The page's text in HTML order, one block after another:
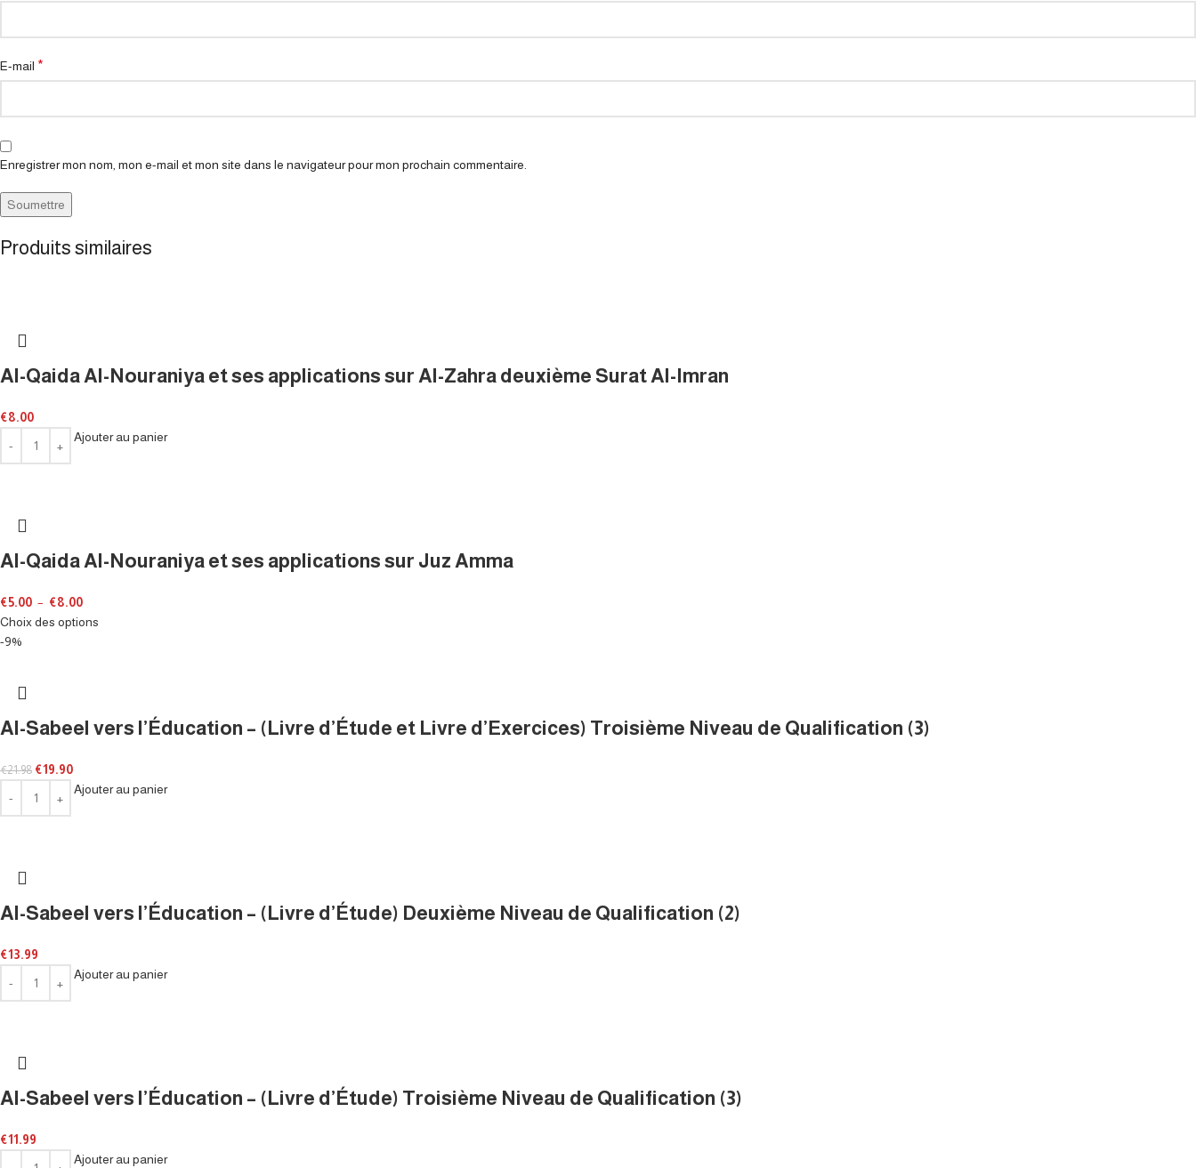
E-mail *
Enregistrer mon nom, mon e-mail et mon site dans le navigateur pour mon prochain commentaire.
Produits similaires
Al-Qaida Al-Nouraniya et ses applications sur Al-Zahra deuxième Surat Al-Imran
€8.00
Ajouter au panier
Al-Qaida Al-Nouraniya et ses applications sur Juz Amma
€5.00 – €8.00
Choix des options
-9%
Al-Sabeel vers l’Éducation – (Livre d’Étude et Livre d’Exercices) Troisième Niveau de Qualification (3)
€21.98 €19.90
Ajouter au panier
Al-Sabeel vers l’Éducation – (Livre d’Étude) Deuxième Niveau de Qualification (2)
€13.99
Ajouter au panier
Al-Sabeel vers l’Éducation – (Livre d’Étude) Troisième Niveau de Qualification (3)
€11.99
Ajouter au panier